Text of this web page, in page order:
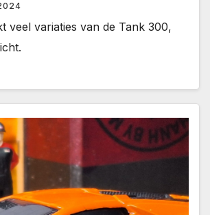
veel variaties van de Tank 300,